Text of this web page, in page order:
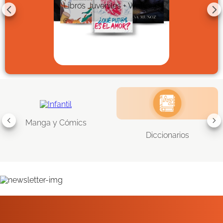
Libros Juveniles + Wattpad
Manga y Cómics
Diccionarios